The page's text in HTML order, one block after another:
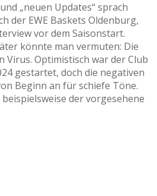
„neuen Updates“ sprach
der EWE Baskets Oldenburg,
vor dem Saisonstart.
könnte man vermuten: Die
Virus. Optimistisch war der Club
gestartet, doch die negativen
Beginn an für schiefe Töne.
der vorgesehene